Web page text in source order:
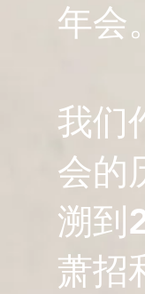
年会。
我们
会的
溯到
萧招